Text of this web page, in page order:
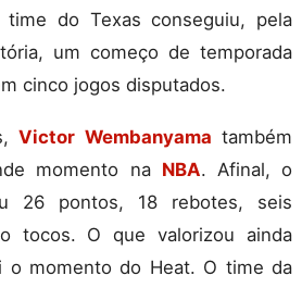
do Texas conseguiu, pela
um começo de temporada
cinco jogos disputados.
Victor Wembanyama também
momento na NBA. Afinal, o
26 pontos, 18 rebotes, seis
tocos. O que valorizou ainda
o momento do Heat. O time da